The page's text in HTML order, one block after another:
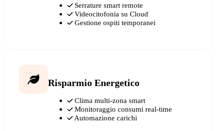
Serrature smart remote
Videocitofonia su Cloud
Gestione ospiti temporanei
Risparmio Energetico
Clima multi-zona smart
Monitoraggio consumi real-time
Automazione carichi